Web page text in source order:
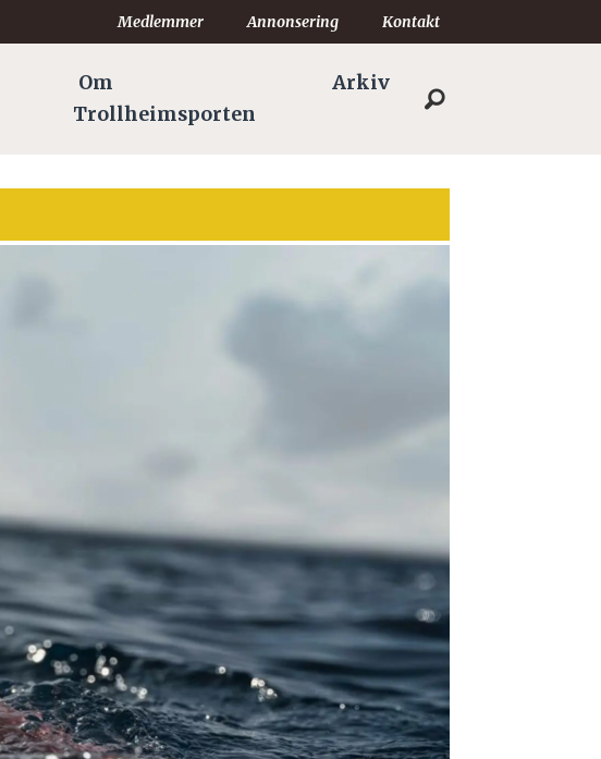
Medlemmer Annonsering Kontakt
Om
Trollheimsporten
Arkiv